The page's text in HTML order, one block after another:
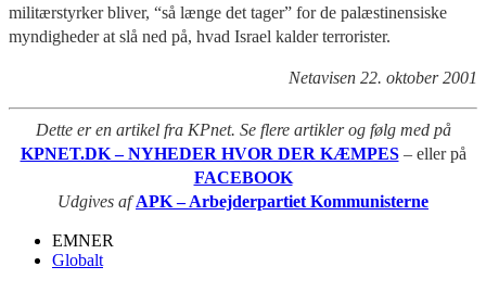
militærstyrker bliver, “så længe det tager” for de palæstinensiske
myndigheder at slå ned på, hvad Israel kalder terrorister.
Netavisen 22. oktober 2001
Dette er en artikel fra KPnet. Se flere artikler og følg med på
KPNET.DK – NYHEDER HVOR DER KÆMPES – eller på
FACEBOOK
Udgives afAPK – Arbejderpartiet Kommunisterne
EMNER
Globalt